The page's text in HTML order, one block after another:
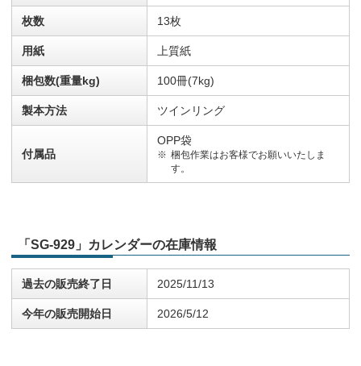
枚数 13枚
用紙 上質紙
梱包数(重量kg) 100冊(7kg)
製本方法 ツインリング
付属品
OPP袋
梱包作業はお客様でお願いいたしま
す。
「SG-929」カレンダーの在庫情報
過去の販売終了日 2025/11/13
今年の販売開始日 2026/5/12